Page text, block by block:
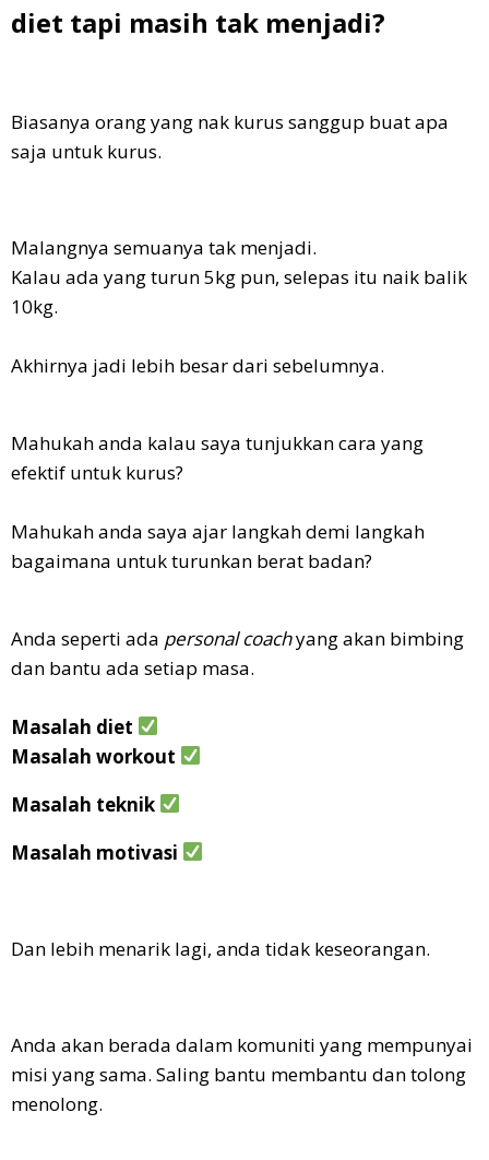
diet tapi masih tak menjadi?
Biasanya orang yang nak kurus sanggup buat apa
saja untuk kurus.
Malangnya semuanya tak menjadi.
Kalau ada yang turun 5kg pun, selepas itu naik balik
10kg.
Akhirnya jadi lebih besar dari sebelumnya.
Mahukah anda kalau saya tunjukkan cara yang
efektif untuk kurus?
Mahukah anda saya ajar langkah demi langkah
bagaimana untuk turunkan berat badan?
Anda seperti ada personal coachyang akan bimbing
dan bantu ada setiap masa.
Masalah diet
Masalah workout
Masalah teknik
Masalah motivasi
Dan lebih menarik lagi, anda tidak keseorangan.
Anda akan berada dalam komuniti yang mempunyai
misi yang sama. Saling bantu membantu dan tolong
menolong.